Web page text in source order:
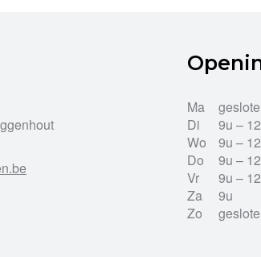
Ma
Di
9u –
Wo
9u –
Do
9u –
Vr
9u –
Za
9u
Zo